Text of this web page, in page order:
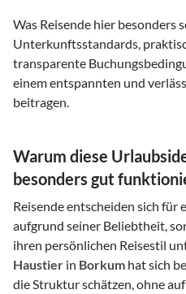
Was Reisende hier besonders
Unterkunftsstandards,
transparente
einem entspannten und
beitragen.
Warum diese
besonders gut
Reisende entscheiden sich für
aufgrund seiner Beliebtheit,
ihren persönlichen Reisestil
Haustier in Borkum hat sich
die Struktur schätzen, ohne